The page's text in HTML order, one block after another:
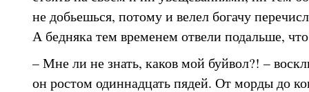
не добьешься, потому и велел богачу
А бедняка тем временем отвели подальше,
– Мне ли не знать, каков мой буйвол?! –
он ростом одиннадцать пядей. От морды до